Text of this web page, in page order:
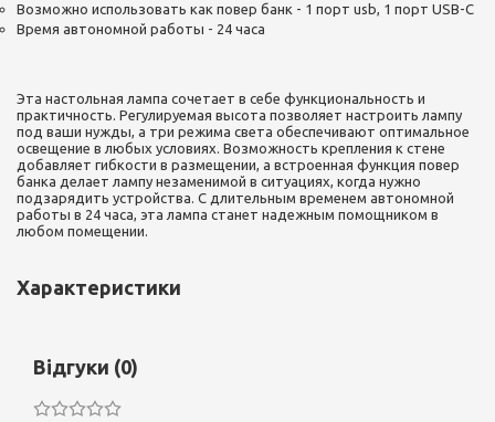
Возможно использовать как повер банк - 1 порт usb, 1 порт USB-C
Время автономной работы - 24 часа
Эта настольная лампа сочетает в себе функциональность и
практичность. Регулируемая высота позволяет настроить лампу
под ваши нужды, а три режима света обеспечивают оптимальное
освещение в любых условиях. Возможность крепления к стене
добавляет гибкости в размещении, а встроенная функция повер
банка делает лампу незаменимой в ситуациях, когда нужно
подзарядить устройства. С длительным временем автономной
работы в 24 часа, эта лампа станет надежным помощником в
любом помещении.
Характеристики
Відгуки (0)